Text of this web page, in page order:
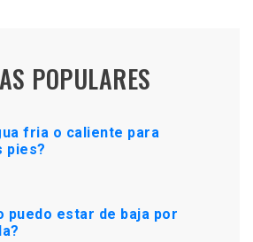
POPULARES
fria o caliente para
pies?
puedo estar de baja por